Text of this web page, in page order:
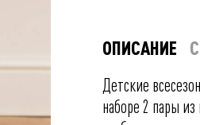
ОПИСАНИЕ
Детские
наборе 2 пары